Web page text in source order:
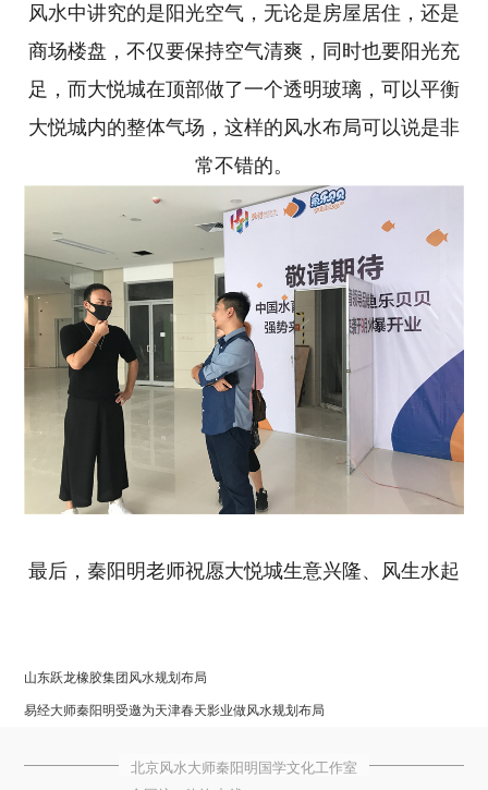
风水中讲究的是阳光空气，无论是房屋居住，还是
商场楼盘，不仅要保持空气清爽，同时也要阳光充
足，而大悦城在顶部做了一个透明玻璃，可以平衡
大悦城内的整体气场，这样的风水布局可以说是非
常不错的。
最后，秦阳明老师祝愿大悦城生意兴隆、风生水起
山东跃龙橡胶集团风水规划布局
易经大师秦阳明受邀为天津春天影业做风水规划布局
北京风水大师秦阳明国学文化工作室